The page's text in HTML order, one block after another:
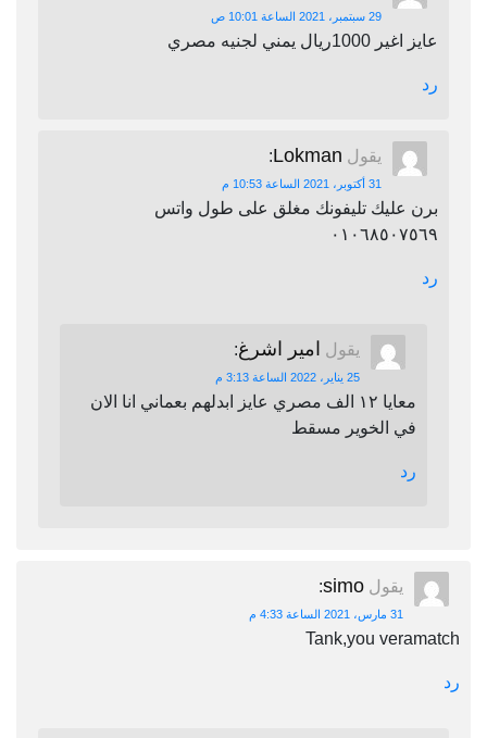
29 سبتمبر، 2021 الساعة 10:01 ص
عايز اغير 1000ريال يمني لجنيه مصري
رد
يقول Lokman
:
31 أكتوبر، 2021 الساعة 10:53 م
برن عليك تليفونك مغلق على طول واتس
٠١٠٦٨٥٠٧٥٦٩
رد
يقول امير اشرغ:
25 يناير، 2022 الساعة 3:13 م
معايا ١٢ الف مصري عايز ابدلهم بعماني انا الان
في الخوير مسقط
رد
يقول simo
:
31 مارس، 2021 الساعة 4:33 م
Tank,you veramatch
رد